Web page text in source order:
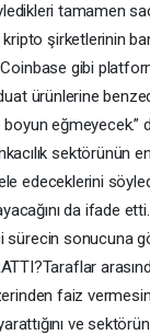
tamamen
şirketlerinin
gibi
ürünlerine
eğmeyecek.”
sektörünün
edeceklerini
da ifade
sürecin sonucuna
faiz
ve